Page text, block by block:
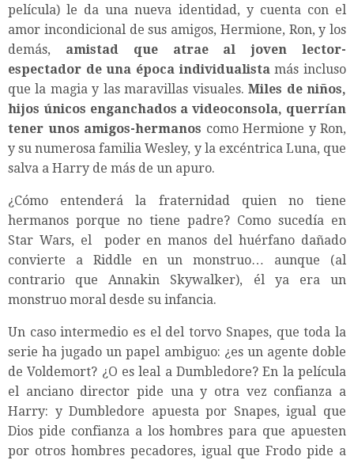
película) le da una nueva identidad, y cuenta con el
amor incondicional de sus amigos, Hermione, Ron, y los
demás, amistad que atrae al joven lector-
espectador de una época individualistamás incluso
que la magia y las maravillas visuales. Miles de niños,
hijos únicos enganchados a videoconsola, querrían
tener unos amigos-hermanos como Hermione y Ron,
y su numerosa familia Wesley, y la excéntrica Luna, que
salva a Harry de más de un apuro.
¿Cómo entenderá la fraternidad quien no tiene
hermanos porque no tiene padre? Como sucedía en
Star Wars, el poder en manos del huérfano dañado
convierte a Riddle en un monstruo… aunque (al
contrario que Annakin Skywalker), él ya era un
monstruo moral desde su infancia.
Un caso intermedio es el del torvo Snapes, que toda la
serie ha jugado un papel ambiguo: ¿es un agente doble
de Voldemort? ¿O es leal a Dumbledore? En la película
el anciano director pide una y otra vez confianza a
Harry: y Dumbledore apuesta por Snapes, igual que
Dios pide confianza a los hombres para que apuesten
por otros hombres pecadores, igual que Frodo pide a